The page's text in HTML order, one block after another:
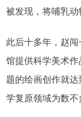
被发现，将哺乳动
此后十多年，赵
馆提供科学美术
题的绘画创作就
学复原领域为数不